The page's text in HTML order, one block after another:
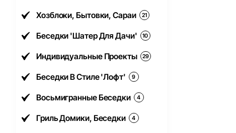
Хозблоки, Бытовки, Сараи 21
Беседки 'Шатер Для Дачи' 10
Индивидуальные Проекты 29
Беседки В Стиле 'Лофт' 9
Восьмигранные Беседки 4
Гриль Домики, Беседки 4